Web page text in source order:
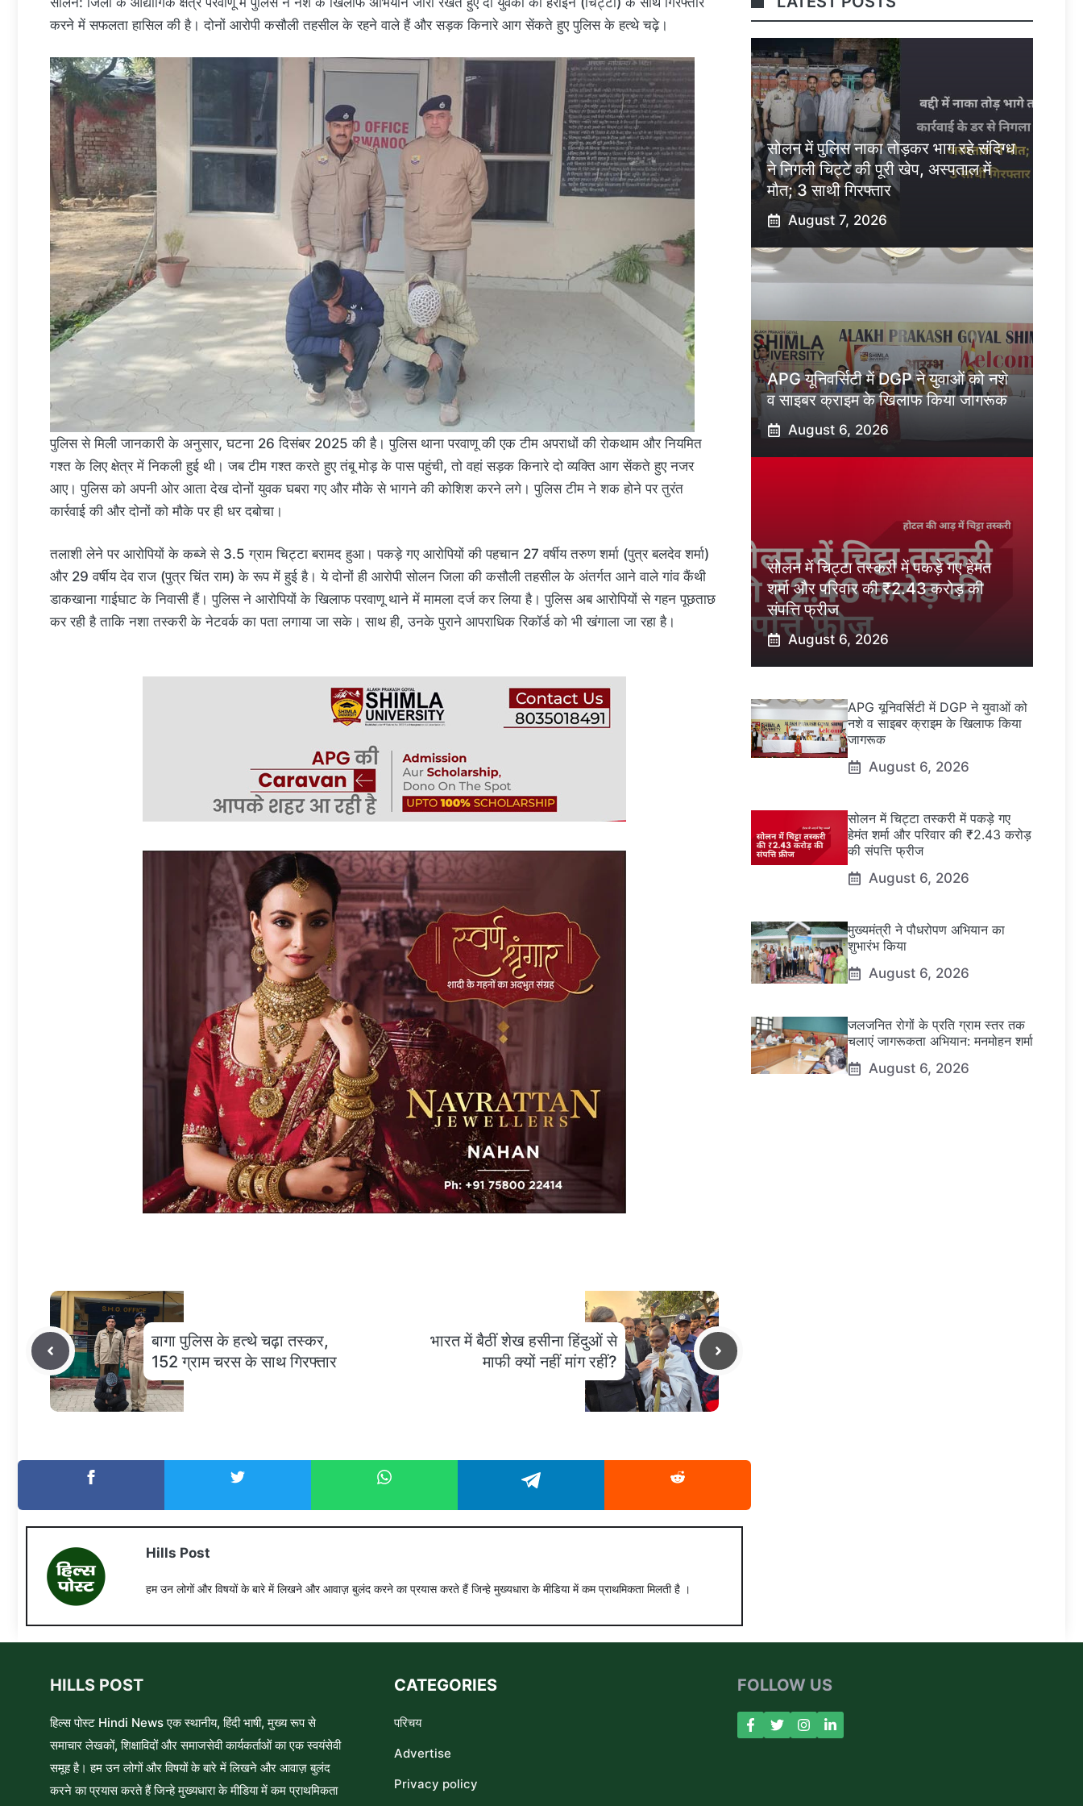
करने में सफलता हासिल की है। दोनों आरोपी कसौली तहसील के रहने वाले हैं और सड़क किनारे आग सेंकते हुए पुलिस के हत्थे चढ़े।
पुलिस से मिली जानकारी के अनुसार, घटना 26 दिसंबर 2025 की है। पुलिस थाना परवाणू की एक टीम अपराधों की रोकथाम और नियमित
गश्त के लिए क्षेत्र में निकली हुई थी। जब टीम गश्त करते हुए तंबू मोड़ के पास पहुंची, तो वहां सड़क किनारे दो व्यक्ति आग सेंकते हुए नजर
आए। पुलिस को अपनी ओर आता देख दोनों युवक घबरा गए और मौके से भागने की कोशिश करने लगे। पुलिस टीम ने शक होने पर तुरंत
कार्रवाई की और दोनों को मौके पर ही धर दबोचा।
तलाशी लेने पर आरोपियों के कब्जे से 3.5 ग्राम चिट्टा बरामद हुआ। पकड़े गए आरोपियों की पहचान 27 वर्षीय तरुण शर्मा (पुत्र बलदेव शर्मा)
और 29 वर्षीय देव राज (पुत्र चिंत राम) के रूप में हुई है। ये दोनों ही आरोपी सोलन जिला की कसौली तहसील के अंतर्गत आने वाले गांव कैंथी
डाकखाना गाईघाट के निवासी हैं। पुलिस ने आरोपियों के खिलाफ परवाणू थाने में मामला दर्ज कर लिया है। पुलिस अब आरोपियों से गहन पूछताछ
कर रही है ताकि नशा तस्करी के नेटवर्क का पता लगाया जा सके। साथ ही, उनके पुराने आपराधिक रिकॉर्ड को भी खंगाला जा रहा है।
बागा पुलिस के हत्थे चढ़ा तस्कर,
152 ग्राम चरस के साथ गिरफ्तार
भारत में बैठीं शेख हसीना हिंदुओं से
माफी क्यों नहीं मांग रहीं?
Hills Post
हम उन लोगों और विषयों के बारे में लिखने और आवाज़ बुलंद करने का प्रयास करते हैं जिन्हे मुख्यधारा के मीडिया में कम प्राथमिकता मिलती है ।
सोलन में पुलिस नाका तोड़कर भाग रहे संदिग्ध
ने निगली चिट्टे की पूरी खेप, अस्पताल में
मौत; 3 साथी गिरफ्तार
August 7, 2026
APG यूनिवर्सिटी में DGP ने युवाओं को नशे
व साइबर क्राइम के खिलाफ किया जागरूक
August 6, 2026
सोलन में चिट्टा तस्करी में पकड़े गए हेमंत
शर्मा और परिवार की ₹2.43 करोड़ की
संपत्ति फ्रीज
August 6, 2026
APG यूनिवर्सिटी में DGP ने युवाओं को
नशे व साइबर क्राइम के खिलाफ किया
जागरूक
August 6, 2026
सोलन में चिट्टा तस्करी में पकड़े गए
हेमंत शर्मा और परिवार की ₹2.43 करोड़
की संपत्ति फ्रीज
August 6, 2026
मुख्यमंत्री ने पौधरोपण अभियान का
शुभारंभ किया
August 6, 2026
जलजनित रोगों के प्रति ग्राम स्तर तक
चलाएं जागरूकता अभियान: मनमोहन शर्मा
August 6, 2026
HILLS POST
हिल्स पोस्ट Hindi News एक स्थानीय, हिंदी भाषी, मुख्य रूप से
समाचार लेखकों, शिक्षाविदों और समाजसेवी कार्यकर्ताओं का एक स्वयंसेवी
समूह है। हम उन लोगों और विषयों के बारे में लिखने और आवाज़ बुलंद
करने का प्रयास करते हैं जिन्हे मुख्यधारा के मीडिया में कम प्राथमिकता
CATEGORIES
परिचय
Advertise
Privacy policy
FOLLOW US